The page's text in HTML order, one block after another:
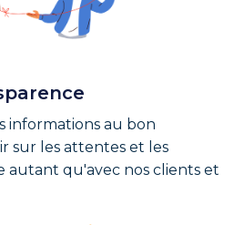
informations au bon
sur les attentes et les
autant qu'avec nos clients et